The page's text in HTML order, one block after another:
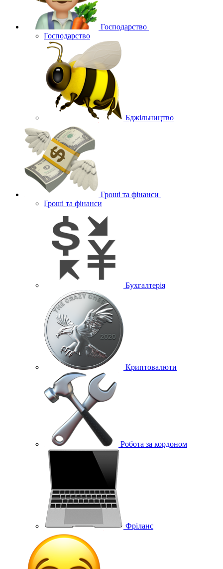
Господарство
Господарство
Бджільництво
Гроші та фінанси
Гроші та фінанси
Бухгалтерія
Криптовалюти
Робота за кордоном
Фріланс